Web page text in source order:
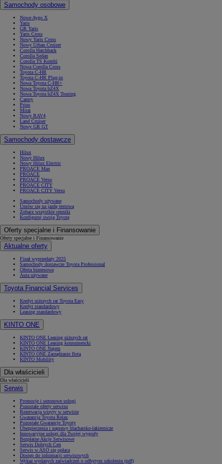
Samochody osobowe
Nowe Aygo X
Yaris
GR Yaris
Yaris Cross
Nowy Yaris Cross
Nowy Urban Cruiser
Corolla Hatchback
Corolla Sedan
Corolla TS Kombi
Nowa Corolla Cross
Toyota C-HR
Toyota C-HR Plug-in
Nowa Toyota C-HR+
Nowa Toyota bZ4X
Nowa Toyota bZ4X Touring
Camry
Prius
Mirai
Nowy RAV4
Land Cruiser
Nowy GR GT
Samochody dostawcze
Hilux
Nowy Hilux
Nowy Hilux Electric
PROACE Max
PROACE
PROACE Verso
PROACE CITY
PROACE CITY Verso
Samochody używane
Umów się na jazdę testową
Zobacz wszystkie cenniki
Konfiguruj swoją Toyotę
Oferty specjalne i Finansowanie
Oferty specjalne i Finansowanie
Aktualne oferty
Finał wyprzedaży 2025
Samochody dostawcze Toyota Professional
Oferta biznesowa
Auta używane
Toyota Financial Services
Kredyt niższych rat Toyota Easy
Kredyt standardowy
Leasing standardowy
KINTO ONE
KINTO ONE Leasing niższych rat
KINTO ONE Leasing konsumencki
KINTO ONE Najem
KINTO ONE Zarządzanie flotą
KINTO Mobility
Dla właścicieli
Dla właścicieli
Serwis
Promocje i sezonowe usługi
Pozostałe oferty serwisu
Rezerwacja wizyty w serwisie
Gwarancja Toyota Relax
Pozostałe Gwarancje Toyoty
Ubezpieczenia i naprawy blacharsko-lakiernicze
Innowacyjne usługi dla Twojej wygody
Bezpłatne Akcje Serwisowe
Serwis Dobrych Cen
Serwis w ASO się opłaca
Dostęp do informacji serwisowych
Wykaz wydanych zaświadczeń o odbytym szkoleniu (pdf)